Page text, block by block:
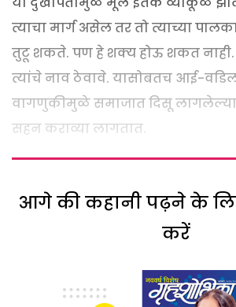
त्याचा मार्ग असेल तर तो त्याच्या
तुटू शकते. पण हे शक्य होऊ शकत
त्यांचे नाव ठेवावे. यासोबतच आई-
वागणुकीमुळे समाजात दिसू लागलेल्या
सहन कराव्या लागतात.
आगे की कहानी पढ़ने के
करें